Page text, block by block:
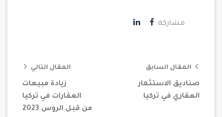
مشاركة:
المقال السابق
صناديق الاستثمار
العقاري في تركيا
المقال التالي
زيادة مبيعات
العقارات في تركيا
من قبل الروس 2023